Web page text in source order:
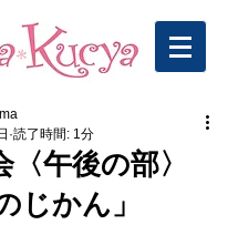
〈午後の部〉
じかん」
読了時間: 1分